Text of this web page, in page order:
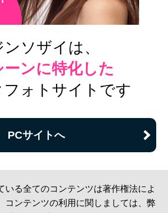
ンソザイは、
ーンに特化した
フォトサイトです
PCサイトへ
いる全てのコンテンツは著作権法によ
コンテンツの利用に関しましては、弊